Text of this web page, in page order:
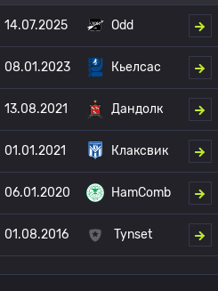
14.07.2025 Odd
08.01.2023 Кьелсас
13.08.2021 Дандолк
01.01.2021 Клаксвик
06.01.2020 HamComb
01.08.2016 Tynset